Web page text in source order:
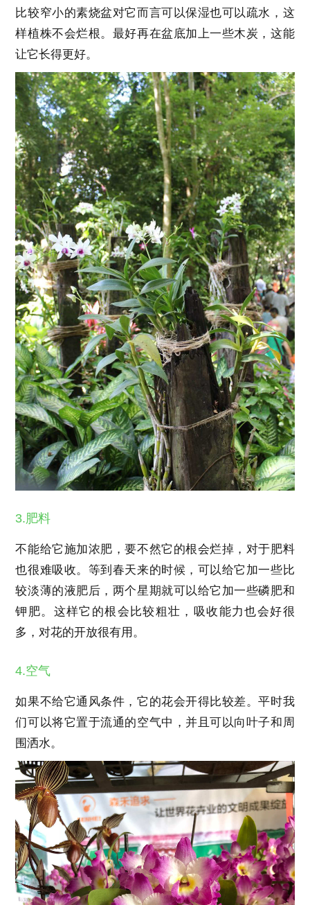
比较窄小的素烧盆对它而言可以保湿也可以疏水，这
样植株不会烂根。最好再在盆底加上一些木炭，这能
让它长得更好。
3.肥料
不能给它施加浓肥，要不然它的根会烂掉，对于肥料
也很难吸收。等到春天来的时候，可以给它加一些比
较淡薄的液肥后，两个星期就可以给它加一些磷肥和
钾肥。这样它的根会比较粗壮，吸收能力也会好很
多，对花的开放很有用。
4.空气
如果不给它通风条件，它的花会开得比较差。平时我
们可以将它置于流通的空气中，并且可以向叶子和周
围洒水。